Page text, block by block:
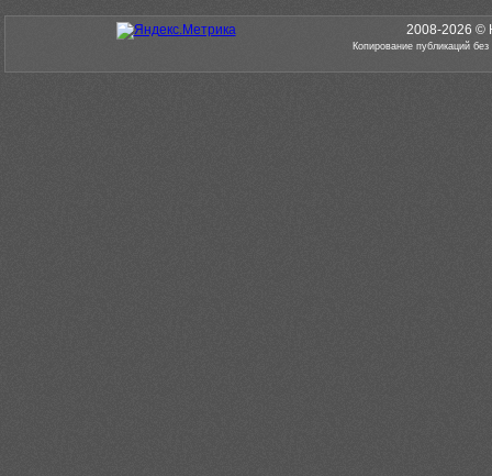
2008-2026 ©
Копирование публикаций